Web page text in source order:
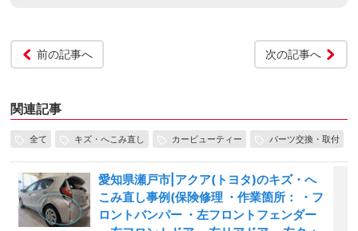
前の記事へ 次の記事へ
関連記事
全て キズ・へこみ直し カービューティー パーツ交換・取付
愛知県瀬戸市|アクア(トヨタ)のキズ・へ
こみ直し事例(保険修理 ・作業箇所： ・フ
ロントバンパー ・左フロントフェンダー